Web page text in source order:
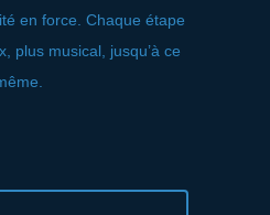
en force. Chaque étape
plus musical, jusqu’à ce